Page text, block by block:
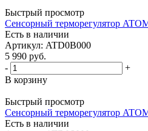
Быстрый просмотр
Сенсорный терморегулятор
Есть в наличии
Артикул: ATD0B000
5 990 руб.
-
+
В корзину
Быстрый просмотр
Сенсорный терморегулятор
Есть в наличии